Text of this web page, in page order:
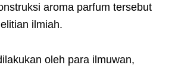
aroma parfum tersebut
ilmiah.
oleh para ilmuwan,